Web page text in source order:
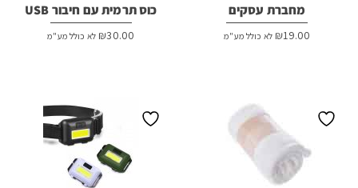
מחברת עסקים
₪19.00 לא כולל מע"מ
כוס תרמית עם חיבור USB
₪30.00 לא כולל מע"מ